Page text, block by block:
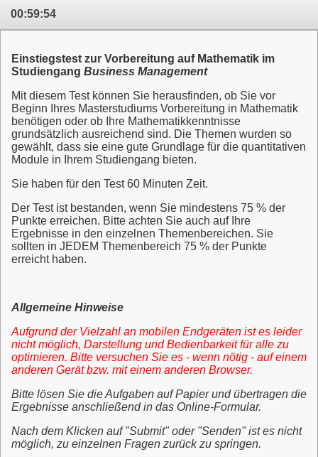
00:59:54
Einstiegstest zur Vorbereitung auf Mathematik im
Studiengang Business Management
Mit diesem Test können Sie herausfinden, ob Sie vor
Beginn Ihres Masterstudiums Vorbereitung in Mathematik
benötigen oder ob Ihre Mathematikkenntnisse
grundsätzlich ausreichend sind. Die Themen wurden so
gewählt, dass sie eine gute Grundlage für die quantitativen
Module in Ihrem Studiengang bieten.
Sie haben für den Test 60 Minuten Zeit.
Der Test ist bestanden, wenn Sie mindestens 75 % der
Punkte erreichen. Bitte achten Sie auch auf Ihre
Ergebnisse in den einzelnen Themenbereichen. Sie
sollten in JEDEM Themenbereich 75 % der Punkte
erreicht haben.
Allgemeine Hinweise
Aufgrund der Vielzahl an mobilen Endgeräten ist es leider
nicht möglich, Darstellung und Bedienbarkeit für alle zu
optimieren. Bitte versuchen Sie es - wenn nötig - auf einem
anderen Gerät bzw. mit einem anderen Browser.
Bitte lösen Sie die Aufgaben auf Papier und übertragen die
Ergebnisse anschließend in das Online-Formular.
Nach dem Klicken auf "Submit" oder "Senden" ist es nicht
möglich, zu einzelnen Fragen zurück zu springen.